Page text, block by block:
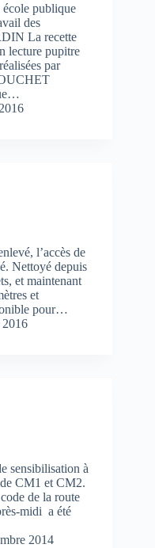
publique
des
La recette
lecture pupitre
par
l’accès de
Nettoyé depuis
et maintenant
et
pour…
sensibilisation à
CM1 et CM2.
de la route
midi a été
2014